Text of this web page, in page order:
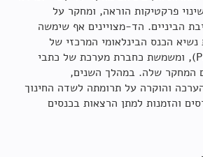
פרקטיקות הוראה, ומחקר על
הביניים. הד-מצויינים אף שימשה
נשיא הכנס הבינלאומי המרכזי של
החינוך המתמטי (PME), ומשמשת כחברת מערכת של כתבי
המחקר שלה. במהלך השנים,
והוקרה על תרומתה לשדה החינוך
והזמנות למתן הרצאות בכנסים